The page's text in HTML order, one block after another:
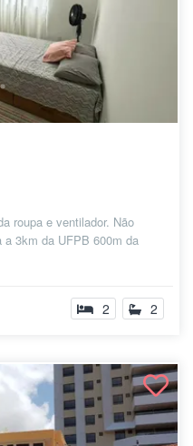
roupa e ventilador. Não
3km da UFPB 600m da
2 2